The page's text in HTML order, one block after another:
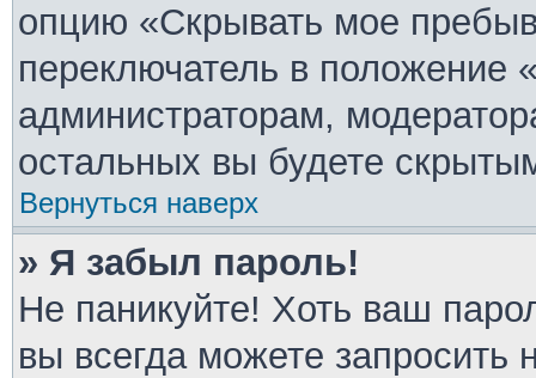
опцию «Скрывать мое
переключатель в положение
администраторам,
остальных вы будете
Вернуться наверх
» Я забыл пароль!
Не паникуйте! Хоть ваш
вы всегда можете запросить